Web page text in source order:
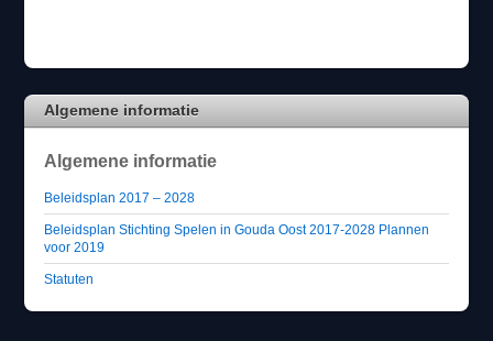
Algemene informatie
Algemene informatie
Beleidsplan 2017 – 2028
Beleidsplan Stichting Spelen in Gouda Oost 2017-2028 Plannen
voor 2019
Statuten